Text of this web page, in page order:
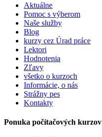
Aktuálne
Pomoc s výberom
Naše služby
Blog
kurzy cez Úrad práce
Lektori
Hodnotenia
Zľavy
všetko o kurzoch
Informácie, o nás
Strážny pes
Kontakty
Ponuka počítačových kurzov